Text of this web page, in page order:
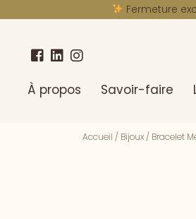
Fermeture
À propos Savoir-faire
Accueil / Bijoux / Bracelet